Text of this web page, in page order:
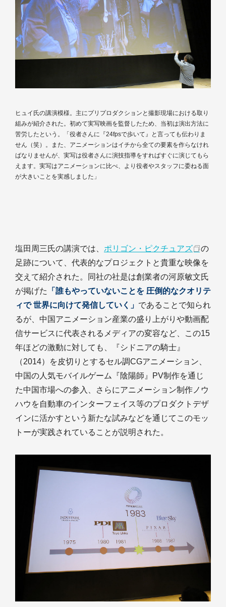
ヒュイ氏の講演模様。主にプリプロダクションと撮影現場における取り
組みが紹介された。初めて実写映画を監督したため、当初は演出方法に
苦労したという。「役者さんに『24fpsで歩いて』と言っても伝わりま
せん（笑）。また、アニメーションはイチから全ての要素を作らなけれ
ばなりませんが、実写は役者さんに演技指導をすればすぐに演じてもら
えます。実写はアニメーションに比べ、より役者やスタッフに委ねる面
が大きいことを実感しました」
塩田周三氏の講演では、 ポリゴン・ピクチュアズ
の
足跡について、代表的なプロジェクトと貴重な映像を
交えて紹介された。同社の社是は創業者の河原敏文氏
が掲げた
「誰もやっていないことを 圧倒的なクオリテ
ィで 世界に向けて発信していく」 であることで知られ
るが、中国アニメーション産業の盛り上がりや動画配
信サービスに代表されるメディアの変容など、この15
年ほどの激動に対しても、『シドニアの騎士』
（2014）を皮切りとするセル調CGアニメーション、
中国の人気モバイルゲーム『陰陽師』PV制作を通じ
た中国市場への参入、さらにアニメーション制作ノウ
ハウを自動車のインターフェイス等のプロダクトデザ
インに活かすという新たな試みなどを通じてこのモッ
トーが実践されていることが説明された。